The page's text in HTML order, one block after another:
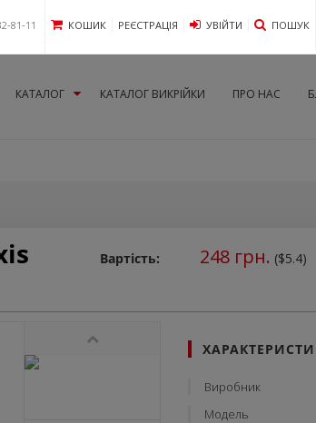
81-11 КОШИК РЕЄСТРАЦІЯ УВIЙТИ ПОШУК
КАТАЛОГ КАТАЛОГ ВИКРІЙКИ ПРО НАС
Вартість: 248грн. ($5.4)
Виробник
Модель